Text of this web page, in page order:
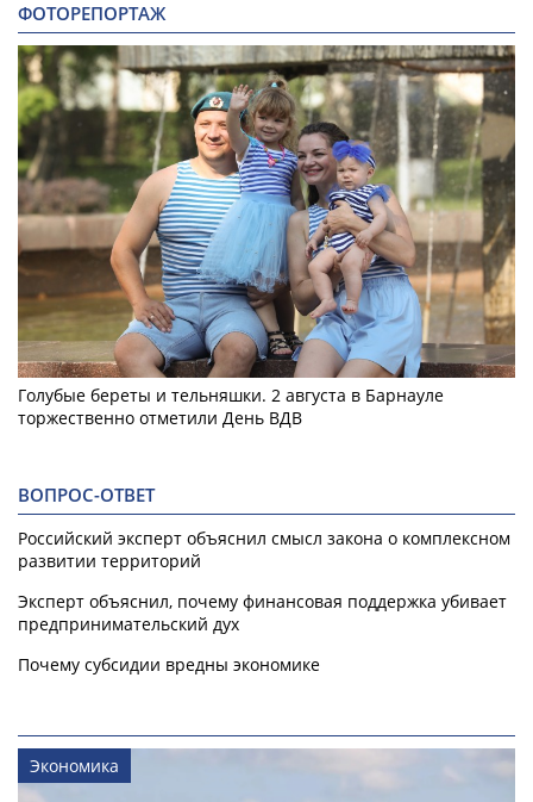
ФОТОРЕПОРТАЖ
Голубые береты и тельняшки. 2 августа в Барнауле
торжественно отметили День ВДВ
ВОПРОС-ОТВЕТ
Российский эксперт объяснил смысл закона о комплексном
развитии территорий
Эксперт объяснил, почему финансовая поддержка убивает
предпринимательский дух
Почему субсидии вредны экономике
Экономика